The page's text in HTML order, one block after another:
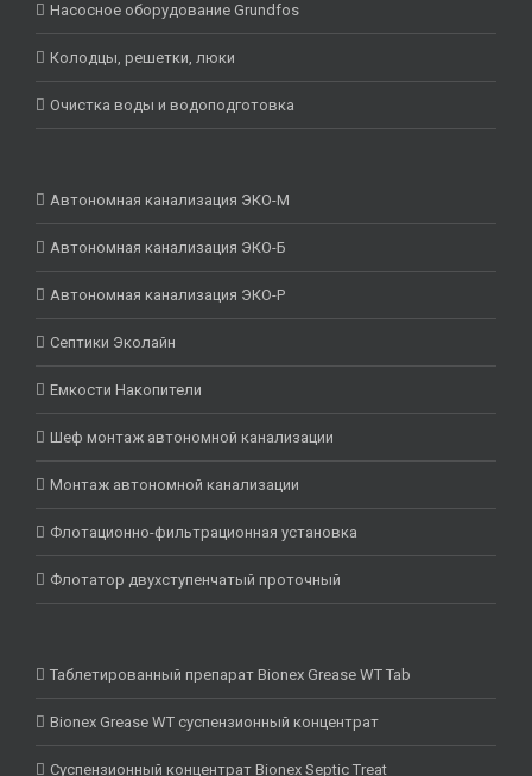
Насосное оборудование Grundfos
Колодцы, решетки, люки
Очистка воды и водоподготовка
Автономная канализация ЭКО-М
Автономная канализация ЭКО-Б
Автономная канализация ЭКО-Р
Септики Эколайн
Емкости Накопители
Шеф монтаж автономной канализации
Монтаж автономной канализации
Флотационно-фильтрационная установка
Флотатор двухступенчатый проточный
Таблетированный препарат Bionex Grease WT Tab
Bionex Grease WT суспензионный концентрат
Суспензионный концентрат Bionex Septic Treat